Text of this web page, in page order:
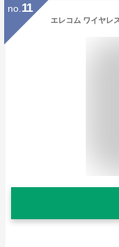
no. 11